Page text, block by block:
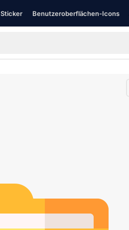
Sticker Benutzeroberflächen-Icons